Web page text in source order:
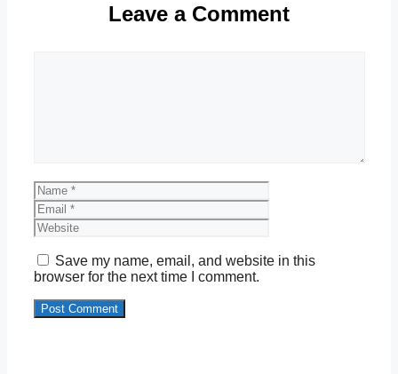
Leave a Comment
Name
Save my name, email, and website in this
browser for the next time I comment.